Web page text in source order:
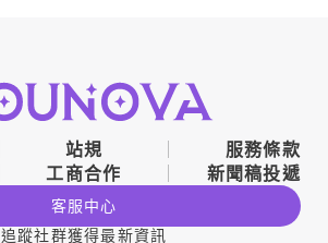
站規
服務條款
工商合作 新聞稿投遞
客服中心
追蹤社群獲得最新資訊